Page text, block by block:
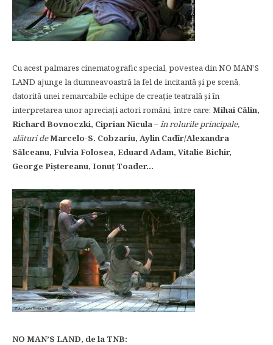
Cu acest palmares cinematografic special, povestea din NO MAN’S
LAND ajunge la dumneavoastră la fel de incitantă şi pe scenă,
datorită unei remarcabile echipe de creaţie teatrală şi în
interpretarea unor apreciaţi actori români, între care: Mihai Călin,
Richard Bovnoczki, Ciprian Nicula –în rolurile principale,
alături deMarcelo-S. Cobzariu, Aylin Cadîr/Alexandra
Sălceanu, Fulvia Folosea, Eduard Adam, Vitalie Bichir,
George Piștereanu, Ionuț Toader…
NO MAN’S LAND, de la TNB: